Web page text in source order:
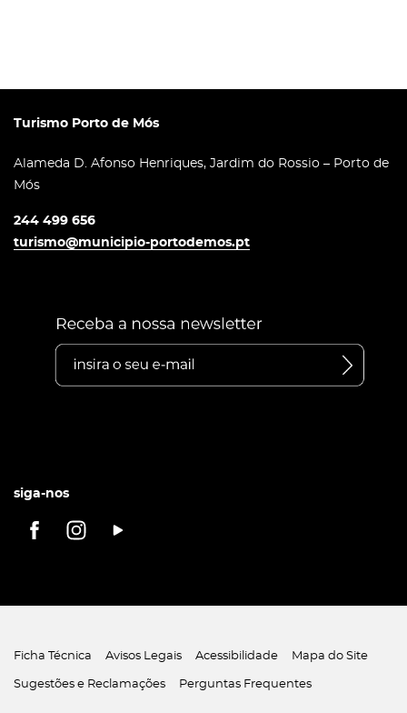
Turismo Porto de Mós
Alameda D. Afonso Henriques, Jardim do Rossio – Porto de
Mós
244 499 656
turismo@municipio-portodemos.pt
siga-nos
Ficha Técnica Avisos Legais Acessibilidade Mapa do Site
Sugestões e Reclamações Perguntas Frequentes